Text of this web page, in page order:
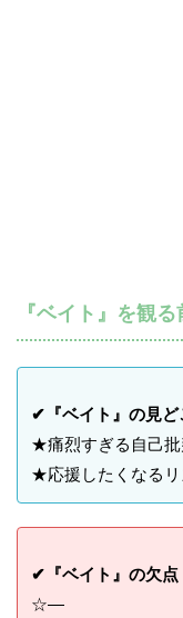
『ベイト』を観
✔『ベイト』の見ど
★痛烈すぎる自己批
★応援したくなるリ
✔『ベイト』の欠点
☆—